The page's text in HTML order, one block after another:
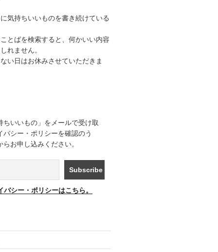
気持ちいいものを書き続けている
とばを検索すると、何かいい内容
れません。
い日はお休みさせていただきま
ちいいもの」をメールで受け取
バシー・ポリシーを確認のう
らお申し込みください。
バシー・ポリシーはこちら。